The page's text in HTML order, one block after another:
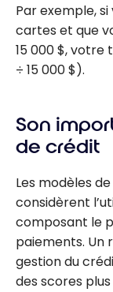
Par exemple,
cartes et que
15 000 $, votre
÷ 15 000 $).
Son
de crédit
Les modèles
considèrent
composant le
paiements. Un
gestion du
des scores